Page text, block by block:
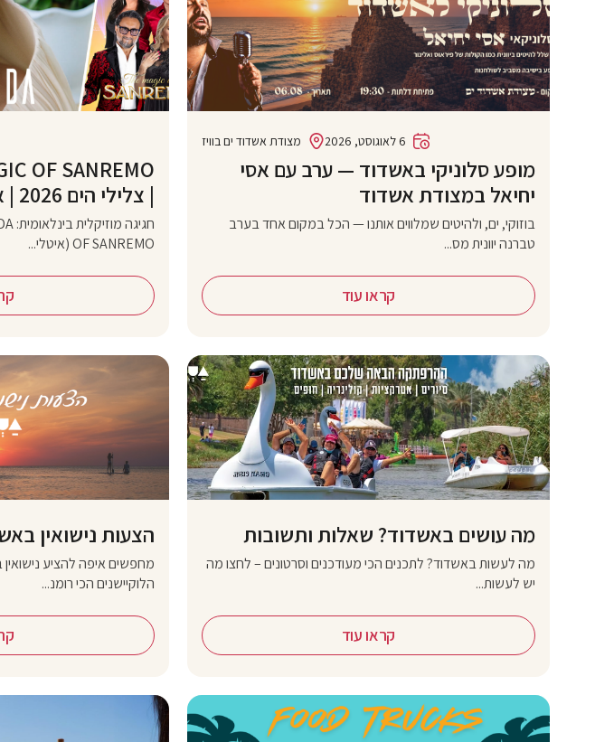
מצודת אשדוד ים בוויז 6 לאוגוסט, 2026
מופע סלוניקי באשדוד — ערב עם אסי
יחיאל במצודת אשדוד
בוזוקי, ים, ולהיטים שמלווים אותנו — הכל במקום אחד בערב
טברנה יוונית מס...
קראו עוד
OF SANREMO
| צלילי הים 2026 | אמפי אשדוד | 13 ביוני
OF SANREMO (איטלי...
מה עושים באשדוד? שאלות ותשובות
מה לעשות באשדוד? לתכנים הכי מעודכנים וסרטונים – לחצו מה
יש לעשות...
קראו עוד
הצעות נישואין
מחפשים איפה להציע
הלוקיישנים הכי רומנ...